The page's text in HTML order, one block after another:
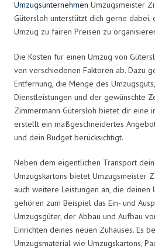
Umzugsunternehmen Umzugsmeister
Gütersloh unterstützt dich gerne dabei,
Umzug zu fairen Preisen zu
Die Kosten für einen Umzug von
von verschiedenen Faktoren ab. Dazu
Entfernung, die Menge des
Dienstleistungen und der gewünschte
Zimmermann Gütersloh bietet dir eine
erstellt ein maßgeschneidertes
und dein Budget berücksichtigt.
Neben dem eigentlichen Transport
Umzugskartons bietet Umzugsmeister
auch weitere Leistungen an, die deinen
gehören zum Beispiel das Ein- und
Umzugsgüter, der Abbau und Aufbau
Einrichten deines neuen Zuhauses. Es
Umzugsmaterial wie Umzugskartons,